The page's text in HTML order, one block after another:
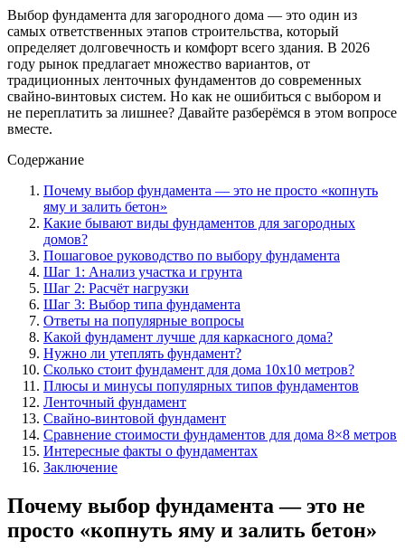
Выбор фундамента для загородного дома — это один из
самых ответственных этапов строительства, который
определяет долговечность и комфорт всего здания. В 2026
году рынок предлагает множество вариантов, от
традиционных ленточных фундаментов до современных
свайно-винтовых систем. Но как не ошибиться с выбором и
не переплатить за лишнее? Давайте разберёмся в этом вопросе
вместе.
Содержание
Почему выбор фундамента — это не просто «копнуть
яму и залить бетон»
Какие бывают виды фундаментов для загородных
домов?
Пошаговое руководство по выбору фундамента
Шаг 1: Анализ участка и грунта
Шаг 2: Расчёт нагрузки
Шаг 3: Выбор типа фундамента
Ответы на популярные вопросы
Какой фундамент лучше для каркасного дома?
Нужно ли утеплять фундамент?
Сколько стоит фундамент для дома 10х10 метров?
Плюсы и минусы популярных типов фундаментов
Ленточный фундамент
Свайно-винтовой фундамент
Сравнение стоимости фундаментов для дома 8×8 метров
Интересные факты о фундаментах
Заключение
Почему выбор фундамента — это не
просто «копнуть яму и залить бетон»